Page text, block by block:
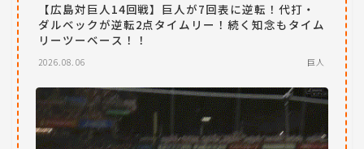
【広島対巨人14回戦】巨人が7回表に逆転！代打・
ダルベックが逆転2点タイムリー！続く知念もタイム
リーツーベース！！
2026.08.06 巨人